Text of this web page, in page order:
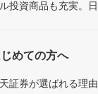
投資商品も充実。
めての方へ
証券が選ばれる理由